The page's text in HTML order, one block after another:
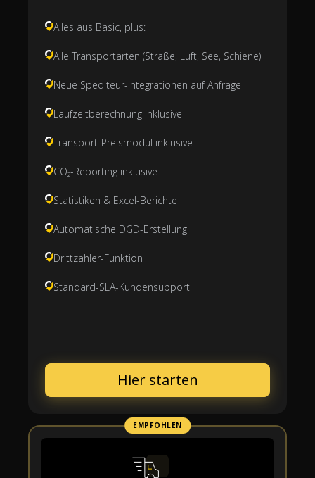
Alles aus Basic, plus:
Alle Transportarten (Straße, Luft, See, Schiene)
Neue Spediteur-Integrationen auf Anfrage
Laufzeitberechnung inklusive
Transport-Preismodul inklusive
CO₂-Reporting inklusive
Statistiken & Excel-Berichte
Automatische DGD-Erstellung
Drittzahler-Funktion
Standard-SLA-Kundensupport
Hier starten
EMPFOHLEN